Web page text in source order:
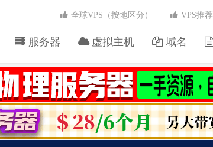
服务器 虚拟主机 域名
全球VPS（按地区分） VPS推荐